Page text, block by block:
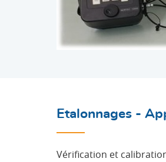
Etalonnages -
Vérification et